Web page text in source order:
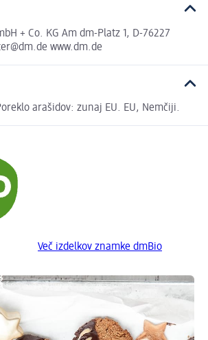
+ Co. KG Am dm-Platz 1, D-76227
www.dm.de
arašidov: zunaj EU. EU, Nemčiji.
Več izdelkov znamke dmBio